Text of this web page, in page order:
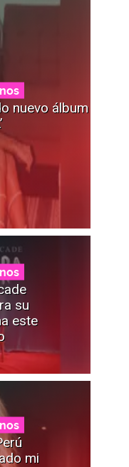
nuevo álbum
su
este
mi